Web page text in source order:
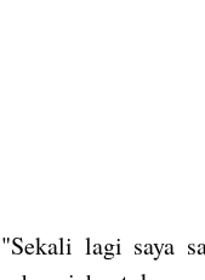
"Sekali lagi saya